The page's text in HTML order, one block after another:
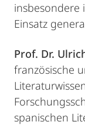
insbesondere
Einsatz
Prof. Dr.
französische
spanischen